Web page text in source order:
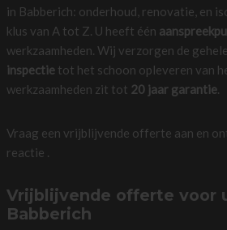
in Babberich: onderhoud, renovatie, en
klus van A tot Z. U heeft één
werkzaamheden. Wij verzorgen de
inspectietot het schoon opleveren van
werkzaamheden zit tot 20 jaar garantie.
Vraag een vrijblijvende offerte aan en
reactie .
Vrijblijvende offerte voor
Babberich